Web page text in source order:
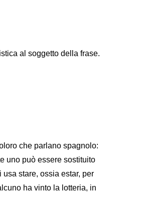
al soggetto della frase.
che parlano spagnolo:
uno può essere sostituito
stare, ossia estar, per
ha vinto la lotteria, in